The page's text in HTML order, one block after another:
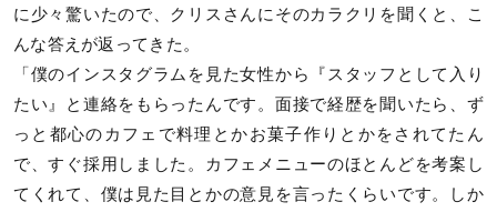
に少々驚いたので、クリスさんにそのカラクリを聞くと、こ
んな答えが返ってきた。
「僕のインスタグラムを見た女性から『スタッフとして入り
たい』と連絡をもらったんです。面接で経歴を聞いたら、ず
っと都心のカフェで料理とかお菓子作りとかをされてたん
で、すぐ採用しました。カフェメニューのほとんどを考案し
てくれて、僕は見た目とかの意見を言ったくらいです。しか